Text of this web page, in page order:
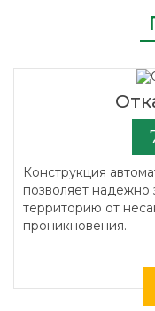
Конструкция
позволяет
территорию от
проникновения.